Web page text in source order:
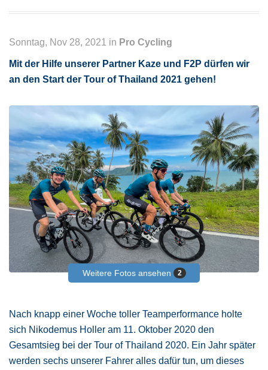
Sonntag, Nov 28, 2021 in Pro Cycling
Mit der Hilfe unserer Partner Kaze und F2P dürfen wir
an den Start der Tour of Thailand 2021 gehen!
Weitere Fotos ansehen 2
Nach knapp einer Woche toller Teamperformance holte
sich Nikodemus Holler am 11. Oktober 2020 den
Gesamtsieg bei der Tour of Thailand 2020. Ein Jahr später
werden sechs unserer Fahrer alles dafür tun, um dieses